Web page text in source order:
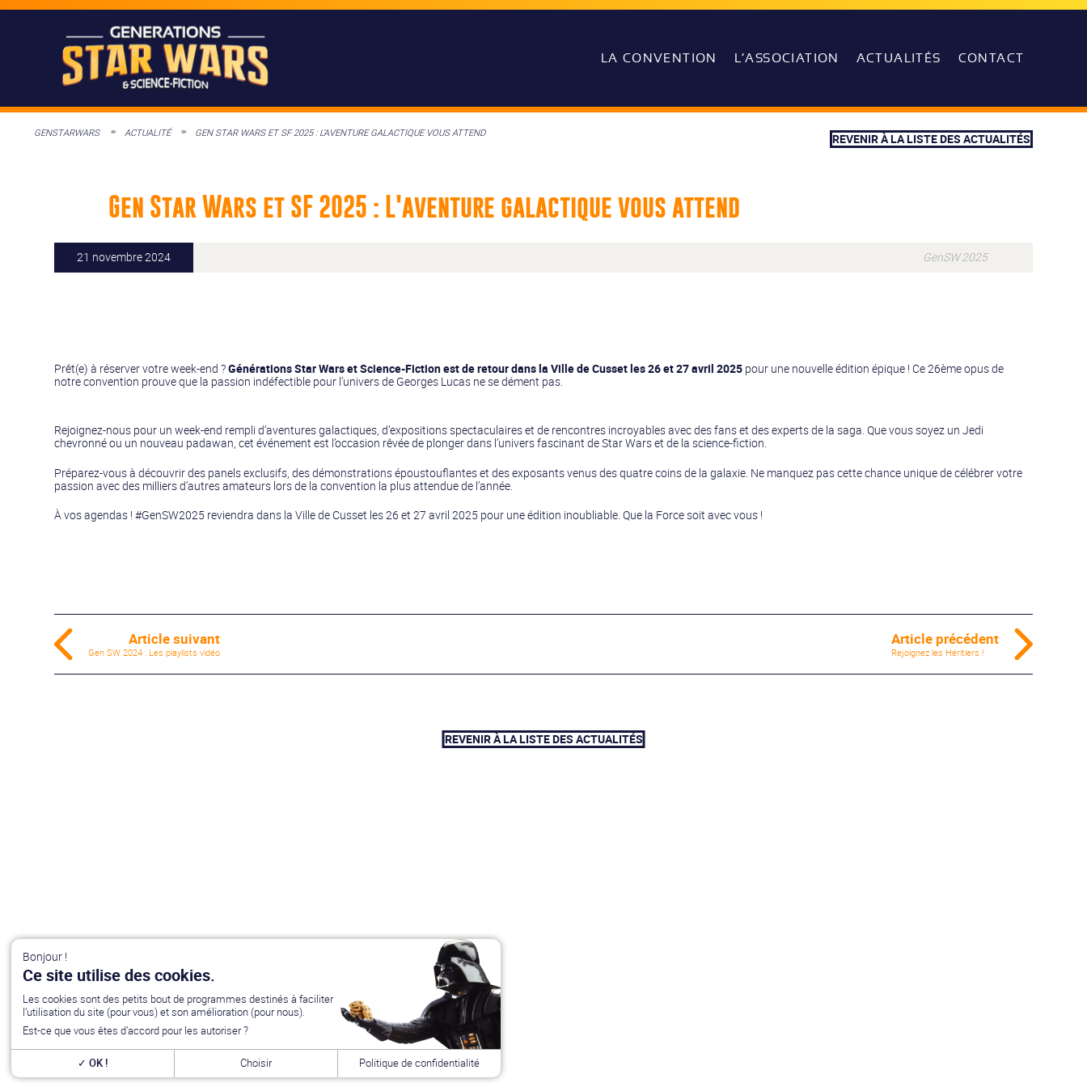
LA CONVENTION L’ASSOCIATION ACTUALITÉS CONTACT
GENSTARWARS ACTUALITÉ GEN STAR WARS ET SF 2025 : L’AVENTURE GALACTIQUE VOUS ATTEND
Gen Star Wars et SF 2025 : L'aventure galactique vous attend
REVENIR À LA LISTE DES ACTUALITÉS
21 novembre 2024 GenSW 2025
Prêt(e) à réserver votre week-end ?Générations Star Wars et Science-Fiction est de retour dans la Ville de Cusset les 26 et 27 avril 2025 pour une nouvelle édition épique ! Ce 26ème opus de
notre convention prouve que la passion indéfectible pour l’univers de Georges Lucas ne se dément pas.
Rejoignez-nous pour un week-end rempli d’aventures galactiques, d’expositions spectaculaires et de rencontres incroyables avec des fans et des experts de la saga. Que vous soyez un Jedi
chevronné ou un nouveau padawan, cet événement est l’occasion rêvée de plonger dans l’univers fascinant de Star Wars et de la science-fiction.
Préparez-vous à découvrir des panels exclusifs, des démonstrations époustouflantes et des exposants venus des quatre coins de la galaxie. Ne manquez pas cette chance unique de célébrer votre
passion avec des milliers d’autres amateurs lors de la convention la plus attendue de l’année.
À vos agendas ! #GenSW2025 reviendra dans la Ville de Cusset les 26 et 27 avril 2025 pour une édition inoubliable. Que la Force soit avec vous !
Article suivant
Gen SW 2024 : Les playlists vidéo
Article précédent
Rejoignez les Héritiers !
REVENIR À LA LISTE DES ACTUALITÉS
Bonjour !
Ce site utilise des cookies.
Les cookies sont des petits bout de programmes destinés à faciliter
l’utilisation du site (pour vous) et son amélioration (pour nous).
Est-ce que vous êtes d’accord pour les autoriser ?
OK ! Choisir Politique de confidentialité